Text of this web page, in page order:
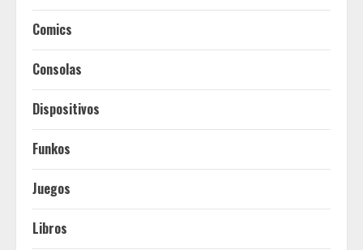
Comics
Consolas
Dispositivos
Funkos
Juegos
Libros